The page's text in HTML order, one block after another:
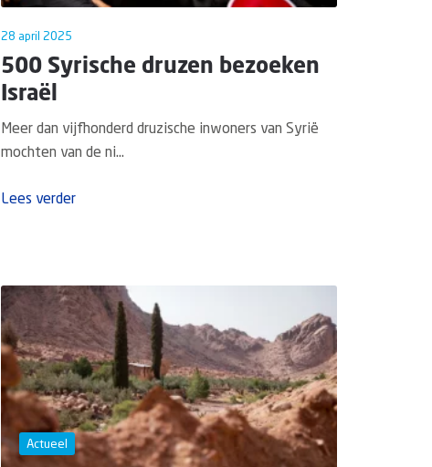
28 april 2025
500 Syrische druzen bezoeken
Israël
Meer dan vijfhonderd druzische inwoners van Syrië
mochten van de ni...
Lees verder
Actueel